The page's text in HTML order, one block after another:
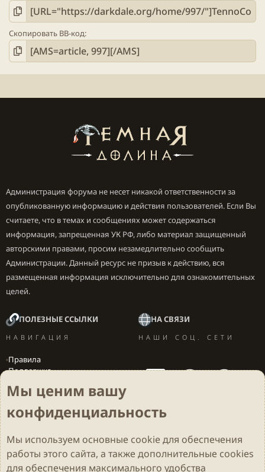
Скопировать BB-код
Администрация форума не несет никакой ответственности за
опубликованную информацию и действия пользователей. Если Вы
считаете, что в темах и сообщениях может содержаться
информация, запрещенная УК РФ, либо материал защищенный
авторскими правами, просим незамедлительно сообщить
Администрации. Данный ресурс не призыв к действию, вся
размещенная информация исключительно для ознакомительных
целей.
ПОЛЕЗНЫЕ ССЫЛКИ
НАВИГАЦИЯ
Правила
Поддержка
Локализация игр
НА СВЯЗИ
НАШИ СОЦ. СЕТИ
Cookies Darkdale - Основа [v.2.3.2 rc1] 🔥
Русский (RU)
Обратная связь
Условия и правила
Мы ценим вашу
конфиденциальность
Мы используем основные cookieдля обеспечения
работы этого сайта, а также дополнительные cookies
для обеспечения максимального удобства